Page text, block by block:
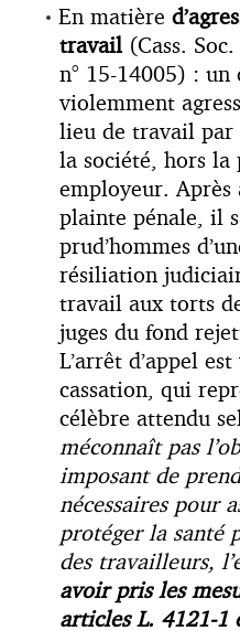
En matière
travail (Cass.
n° 15-14005) : un
violemment
lieu de travail
la société, hors la
employeur. Après
plainte pénale, il
prud’hommes
résiliation
travail aux torts
juges du fond
L’arrêt d’appel
cassation, qui
célèbre attendu
méconnaît pas
imposant de
nécessaires pour
protéger la santé
des travailleurs,
avoir pris les
articles L. 4121-1